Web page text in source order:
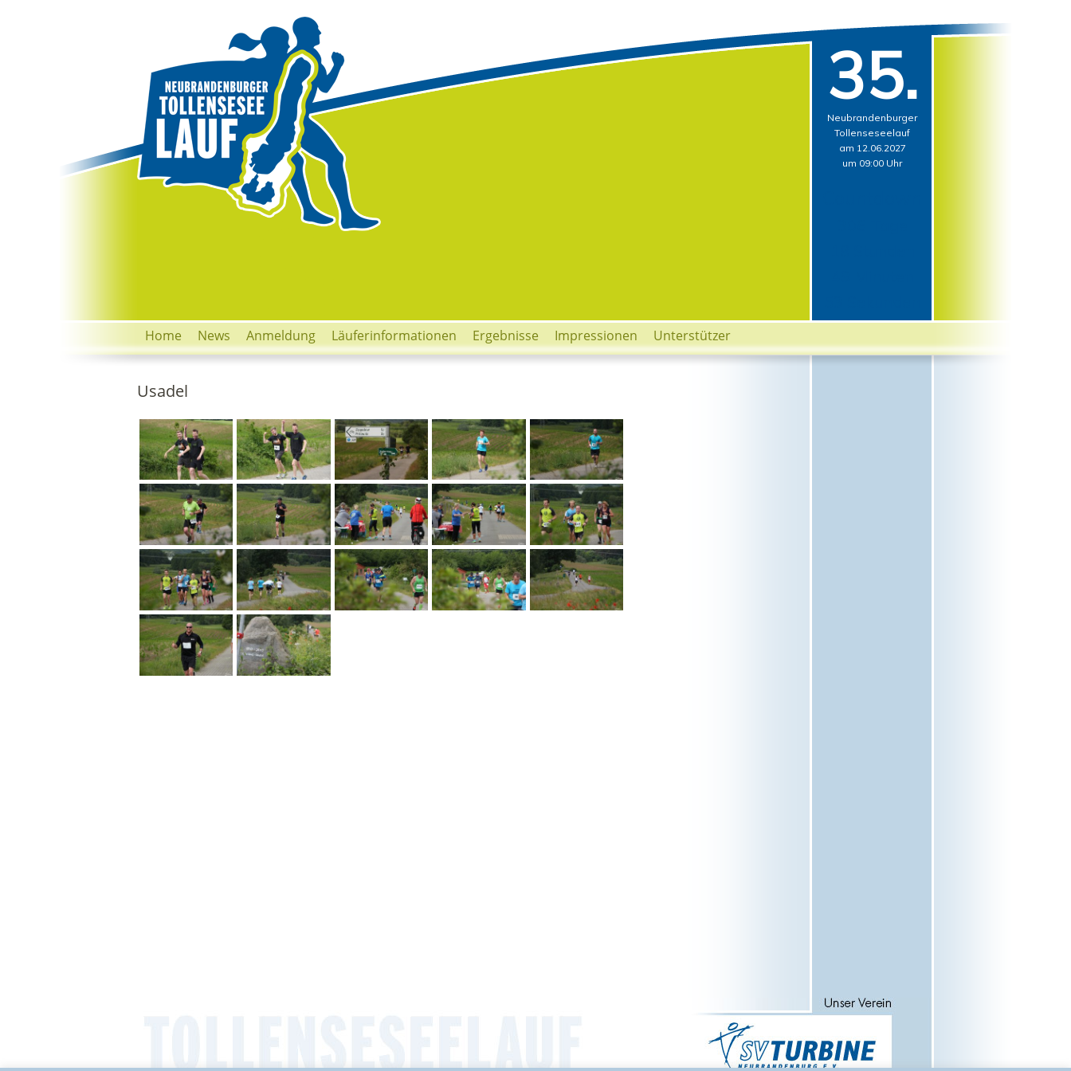
35.
Neubrandenburger
Tollenseseelauf
am 12.06.2027
um 09:00 Uhr
Home News Anmeldung Läuferinformationen Ergebnisse Impressionen Unterstützer
Usadel